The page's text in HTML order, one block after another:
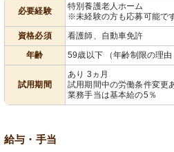
必要経験
特別養護老人ホーム
※未経験の方も応募可能で
資格必須
看護師、自動車免許
年齢
59歳以下 （年齢制限の理由
試用期間
あり 3ヵ月
試用期間中の労働条件変更
業務手当は基本給の5％
給与・手当